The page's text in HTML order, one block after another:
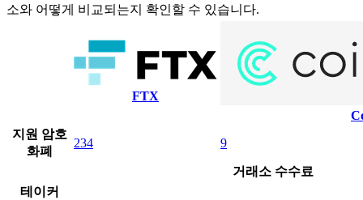
소와 어떻게 비교되는지 확인할 수 있습니다.
FTX
지원 암호
화폐
234 9
거래소 수수료
테이커